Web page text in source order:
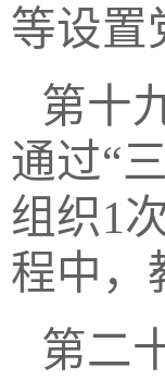
等设置
第十
通过“
组织1
程中，
第二